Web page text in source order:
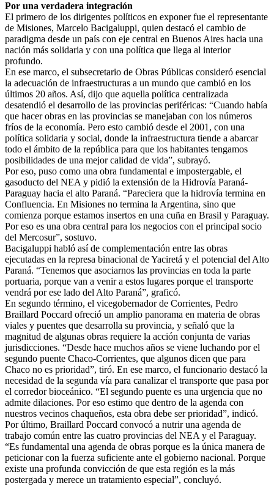
Por una verdadera integración
El primero de los dirigentes políticos en exponer fue el representante
de Misiones, Marcelo Bacigaluppi, quien destacó el cambio de
paradigma desde un país con eje central en Buenos Aires hacia una
nación más solidaria y con una política que llega al interior
profundo.
En ese marco, el subsecretario de Obras Públicas consideró esencial
la adecuación de infraestructuras a un mundo que cambió en los
últimos 20 años. Así, dijo que aquella política centralizada
desatendió el desarrollo de las provincias periféricas: “Cuando había
que hacer obras en las provincias se manejaban con los números
fríos de la economía. Pero esto cambió desde el 2001, con una
política solidaria y social, donde la infraestructura tiende a abarcar
todo el ámbito de la república para que los habitantes tengamos
posibilidades de una mejor calidad de vida”, subrayó.
Por eso, puso como una obra fundamental e impostergable, el
gasoducto del NEA y pidió la extensión de la Hidrovía Paraná-
Paraguay hacia el alto Paraná. “Pareciera que la hidrovía termina en
Confluencia. En Misiones no termina la Argentina, sino que
comienza porque estamos insertos en una cuña en Brasil y Paraguay.
Por eso es una obra central para los negocios con el principal socio
del Mercosur”, sostuvo.
Bacigaluppi habló así de complementación entre las obras
ejecutadas en la represa binacional de Yaciretá y el potencial del Alto
Paraná. “Tenemos que asociarnos las provincias en toda la parte
portuaria, porque van a venir a estos lugares porque el transporte
vendrá por ese lado del Alto Paraná”, graficó.
En segundo término, el vicegobernador de Corrientes, Pedro
Braillard Poccard ofreció un amplio panorama en materia de obras
viales y puentes que desarrolla su provincia, y señaló que la
magnitud de algunas obras requiere la acción conjunta de varias
jurisdicciones. “Desde hace muchos años se viene luchando por el
segundo puente Chaco-Corrientes, que algunos dicen que para
Chaco no es prioridad”, tiró. En ese marco, el funcionario destacó la
necesidad de la segunda vía para canalizar el transporte que pasa por
el corredor bioceánico. “El segundo puente es una urgencia que no
admite dilaciones. Por eso estimo que dentro de la agenda con
nuestros vecinos chaqueños, esta obra debe ser prioridad”, indicó.
Por último, Braillard Poccard convocó a nutrir una agenda de
trabajo común entre las cuatro provincias del NEA y el Paraguay.
“Es fundamental una agenda de obras porque es la única manera de
peticionar con la fuerza suficiente ante el gobierno nacional. Porque
existe una profunda convicción de que esta región es la más
postergada y merece un tratamiento especial”, concluyó.